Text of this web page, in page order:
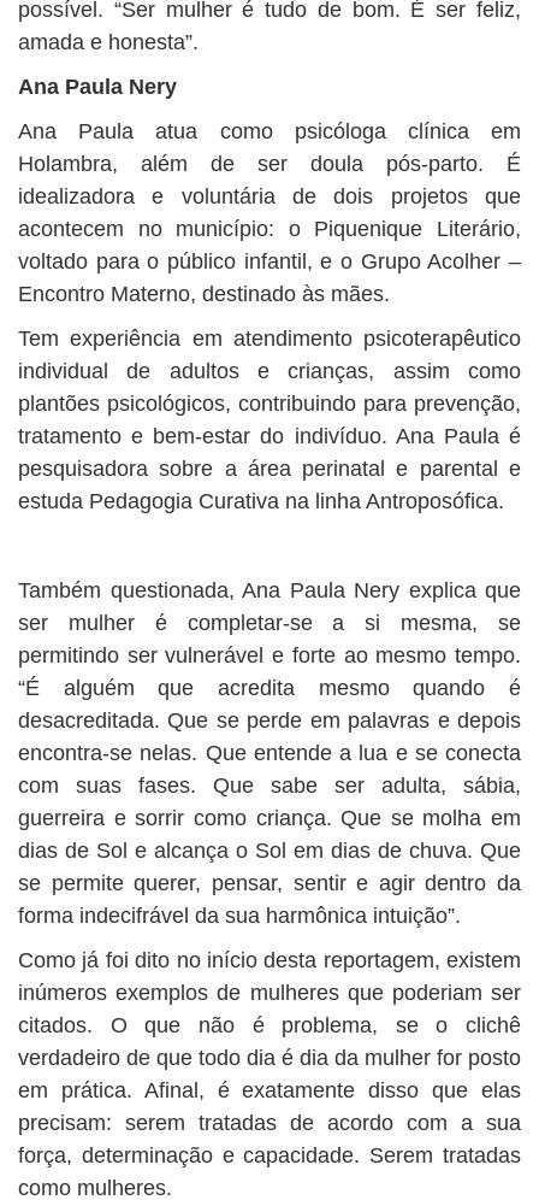
possível. “Ser mulher é tudo de bom. É ser feliz,
amada e honesta”.
Ana Paula Nery
Ana Paula atua como psicóloga clínica em
Holambra, além de ser doula pós-parto. É
idealizadora e voluntária de dois projetos que
acontecem no município: o Piquenique Literário,
voltado para o público infantil, e o Grupo Acolher –
Encontro Materno, destinado às mães.
Tem experiência em atendimento psicoterapêutico
individual de adultos e crianças, assim como
plantões psicológicos, contribuindo para prevenção,
tratamento e bem-estar do indivíduo. Ana Paula é
pesquisadora sobre a área perinatal e parental e
estuda Pedagogia Curativa na linha Antroposófica.
Também questionada, Ana Paula Nery explica que
ser mulher é completar-se a si mesma, se
permitindo ser vulnerável e forte ao mesmo tempo.
“É alguém que acredita mesmo quando é
desacreditada. Que se perde em palavras e depois
encontra-se nelas. Que entende a lua e se conecta
com suas fases. Que sabe ser adulta, sábia,
guerreira e sorrir como criança. Que se molha em
dias de Sol e alcança o Sol em dias de chuva. Que
se permite querer, pensar, sentir e agir dentro da
forma indecifrável da sua harmônica intuição”.
Como já foi dito no início desta reportagem, existem
inúmeros exemplos de mulheres que poderiam ser
citados. O que não é problema, se o clichê
verdadeiro de que todo dia é dia da mulher for posto
em prática. Afinal, é exatamente disso que elas
precisam: serem tratadas de acordo com a sua
força, determinação e capacidade. Serem tratadas
como mulheres.